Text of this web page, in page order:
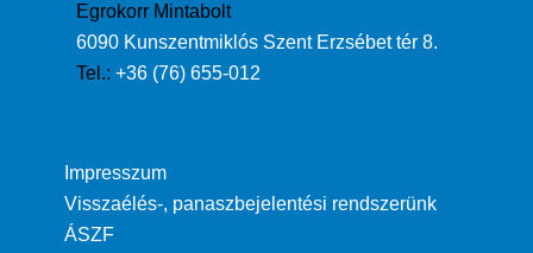
Egrokorr Mintabolt
6090 Kunszentmiklós Szent Erzsébet tér 8.
Tel.: +36 (76) 655-012
Impresszum
Visszaélés-, panaszbejelentési rendszerünk
ÁSZF